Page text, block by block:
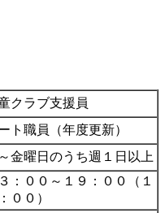
クラブ支援員
ト職員（年度更新）
金曜日のうち週１日以上
：００～１９：００（１
００）